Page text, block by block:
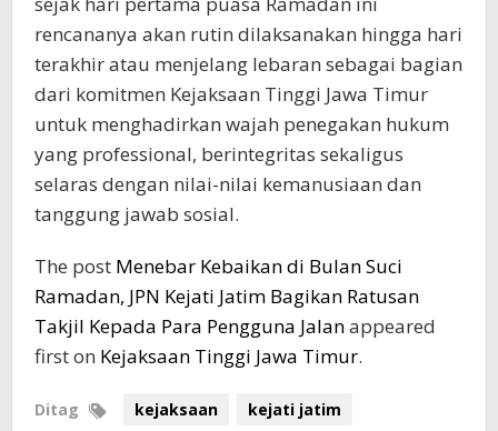
rencananya akan rutin dilaksanakan hingga hari
terakhir atau menjelang lebaran sebagai bagian
dari komitmen Kejaksaan Tinggi Jawa Timur
untuk menghadirkan wajah penegakan hukum
yang professional, berintegritas sekaligus
selaras dengan nilai-nilai kemanusiaan dan
tanggung jawab sosial.
The post Menebar Kebaikan di Bulan Suci
Ramadan, JPN Kejati Jatim Bagikan Ratusan
Takjil Kepada Para Pengguna Jalanappeared
first on Kejaksaan Tinggi Jawa Timur.
Ditag kejaksaan kejati jatim